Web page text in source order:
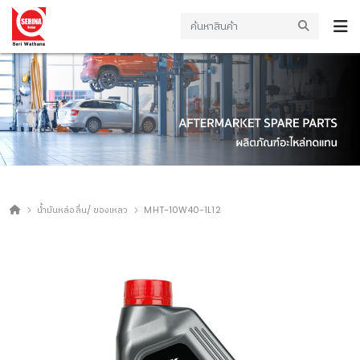
น้ำมันหล่อลื่น/ ของเหลว MHT-10W40-1L12